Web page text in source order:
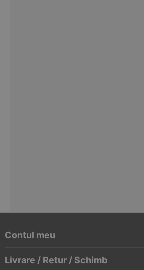
Contul meu
Livrare / Retur / Schimb